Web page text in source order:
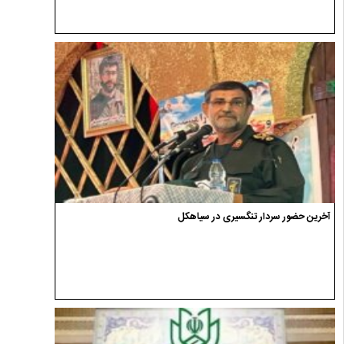
آخرین حضور سردار تنگسیری در سیاهکل